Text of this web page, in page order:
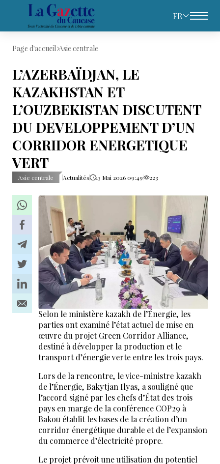
FR
Page d'accueil Asie centrale
L’AZERBAÏDJAN, LE
KAZAKHSTAN ET
L’OUZBEKISTAN DISCUTENT
DU DEVELOPPEMENT D’UN
CORRIDOR ENERGETIQUE
VERT
Asie centrale Actualités 13 Mai 2026 09:49 223
Selon le ministère kazakh de l’Énergie, les
parties ont examiné l’état actuel de mise en
œuvre du projet Green Corridor Alliance,
destiné à développer la production et le
transport d’énergie verte entre les trois pays.
Lors de la rencontre, le vice-ministre kazakh
de l’Énergie, Bakytjan Ilyas, a souligné que
l’accord signé par les chefs d’État des trois
pays en marge de la conférence COP29 à
Bakou établit les bases de la création d’un
corridor énergétique durable et de l’expansion
du commerce d’électricité propre.
Le projet prévoit une utilisation du potentiel